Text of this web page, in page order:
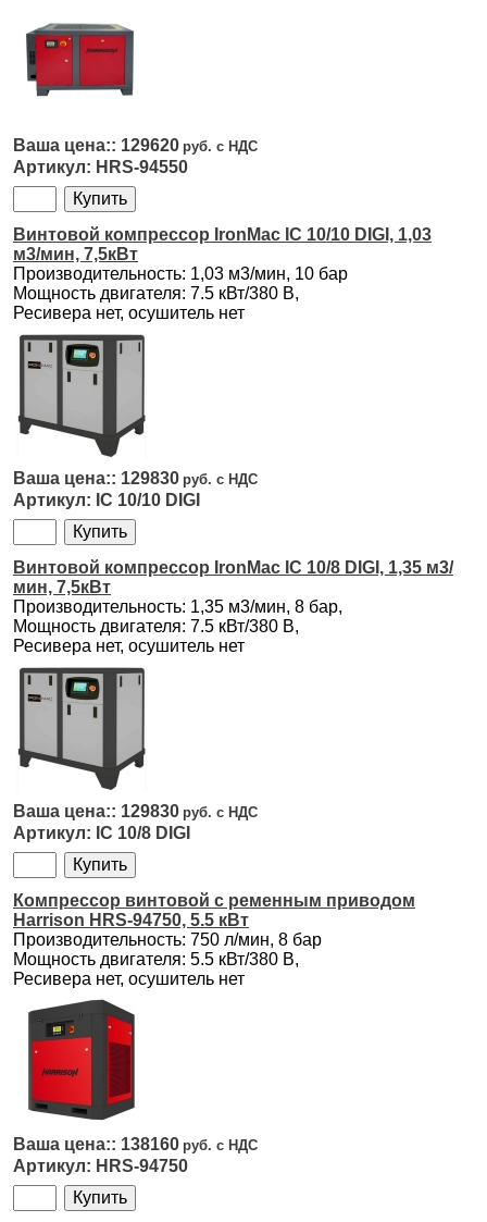
129620
HRS-94550
Винтовой компрессор IronMac IC 10/10 DIGI, 1,03
м3/мин, 7,5кВт
Производительность: 1,03 м3/мин, 10 бар
Мощность двигателя: 7.5 кВт/380 В,
Ресивера нет, осушитель нет
129830
IC 10/10 DIGI
Винтовой компрессор IronMac IC 10/8 DIGI, 1,35 м3/
мин, 7,5кВт
Производительность: 1,35 м3/мин, 8 бар,
Мощность двигателя: 7.5 кВт/380 В,
Ресивера нет, осушитель нет
129830
IC 10/8 DIGI
Компрессор винтовой с ременным приводом
Harrison HRS-94750, 5.5 кВт
Производительность: 750 л/мин, 8 бар
Мощность двигателя: 5.5 кВт/380 В,
Ресивера нет, осушитель нет
138160
HRS-94750